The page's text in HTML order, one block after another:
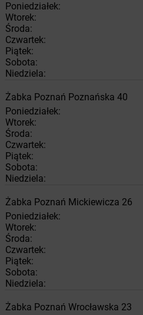
Poniedziałek:
Wtorek:
Środa:
Czwartek:
Piątek:
Sobota:
Niedziela:
Żabka Poznań Poznańska 40
Poniedziałek:
Wtorek:
Środa:
Czwartek:
Piątek:
Sobota:
Niedziela:
Żabka Poznań Mickiewicza 26
Poniedziałek:
Wtorek:
Środa:
Czwartek:
Piątek:
Sobota:
Niedziela:
Żabka Poznań Wrocławska 23